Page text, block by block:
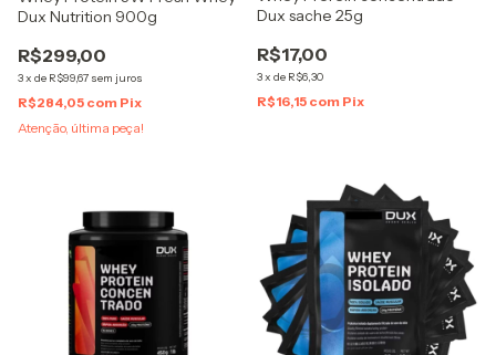
Dux Nutrition 900g
R$299,00
3x de R$99,67 sem juros
R$284,05 com Pix
Atenção, última peça!
Dux sache 25g
R$17,00
3x de R$6,30
R$16,15 com Pix